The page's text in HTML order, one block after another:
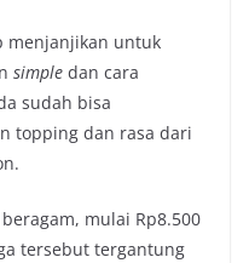
menjanjikan untuk
simple dan cara
sudah bisa
topping dan rasa dari
mulai Rp8.500
tersebut tergantung